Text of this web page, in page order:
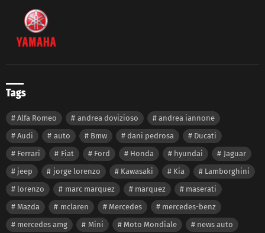
Tags
Alfa Romeo andrea dovizioso
andrea iannone
Audi
auto Bmw dani pedrosa
Ducati
Ferrari
Fiat Ford Honda hyundai
Jaguar
jeep
jorge lorenzo Kawasaki Kia
Lamborghini
lorenzo
marc marquez marquez
maserati
Mazda
mclaren Mercedes
mercedes-benz
mercedes amg
Mini Moto Mondiale
news auto